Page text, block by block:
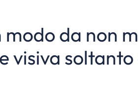
modo da non
visiva